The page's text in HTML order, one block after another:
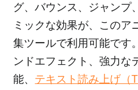
グ、バウンス、ジャンプ
ミックな効果が、このア
集ツールで利用可能です
ンドエフェクト、強力な
能、 テキスト読み上げ（